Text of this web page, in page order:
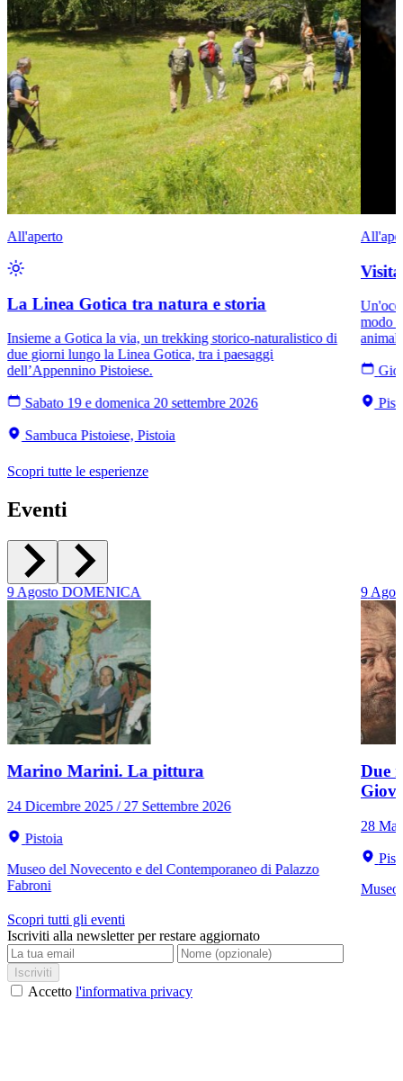
All'aperto
La Linea Gotica tra natura e storia
Insieme a Gotica la via, un trekking storico-naturalistico di
due giorni lungo la Linea Gotica, tra i paesaggi
dell’Appennino Pistoiese.
Sabato 19 e domenica 20 settembre 2026
Sambuca Pistoiese, Pistoia
modo
Scopri tutte le esperienze
Eventi
9Agosto DOMENICA
Marino Marini. La pittura
24 Dicembre 2025 / 27 Settembre 2026
Pistoia
Museo del Novecento e del Contemporaneo di Palazzo
Fabroni
9
Due
28
Museo
Scopri tutti gli eventi
Iscriviti alla newsletter per restare aggiornato
Iscriviti
Accetto l'informativa privacy